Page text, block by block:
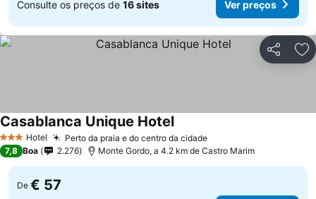
Consulte os preços de 16 sites Ver preços
Partilhar
3 EstrelasHotel Perto da praia e do centro da cidadeVer preços
Casablanca Unique HotelVer preços
7,8 Boa 2.276 Monte Gordo, a 4.2 km de Castro Marim
De € 57